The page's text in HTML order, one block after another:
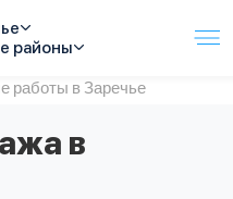
районы
работы в Заречье
в